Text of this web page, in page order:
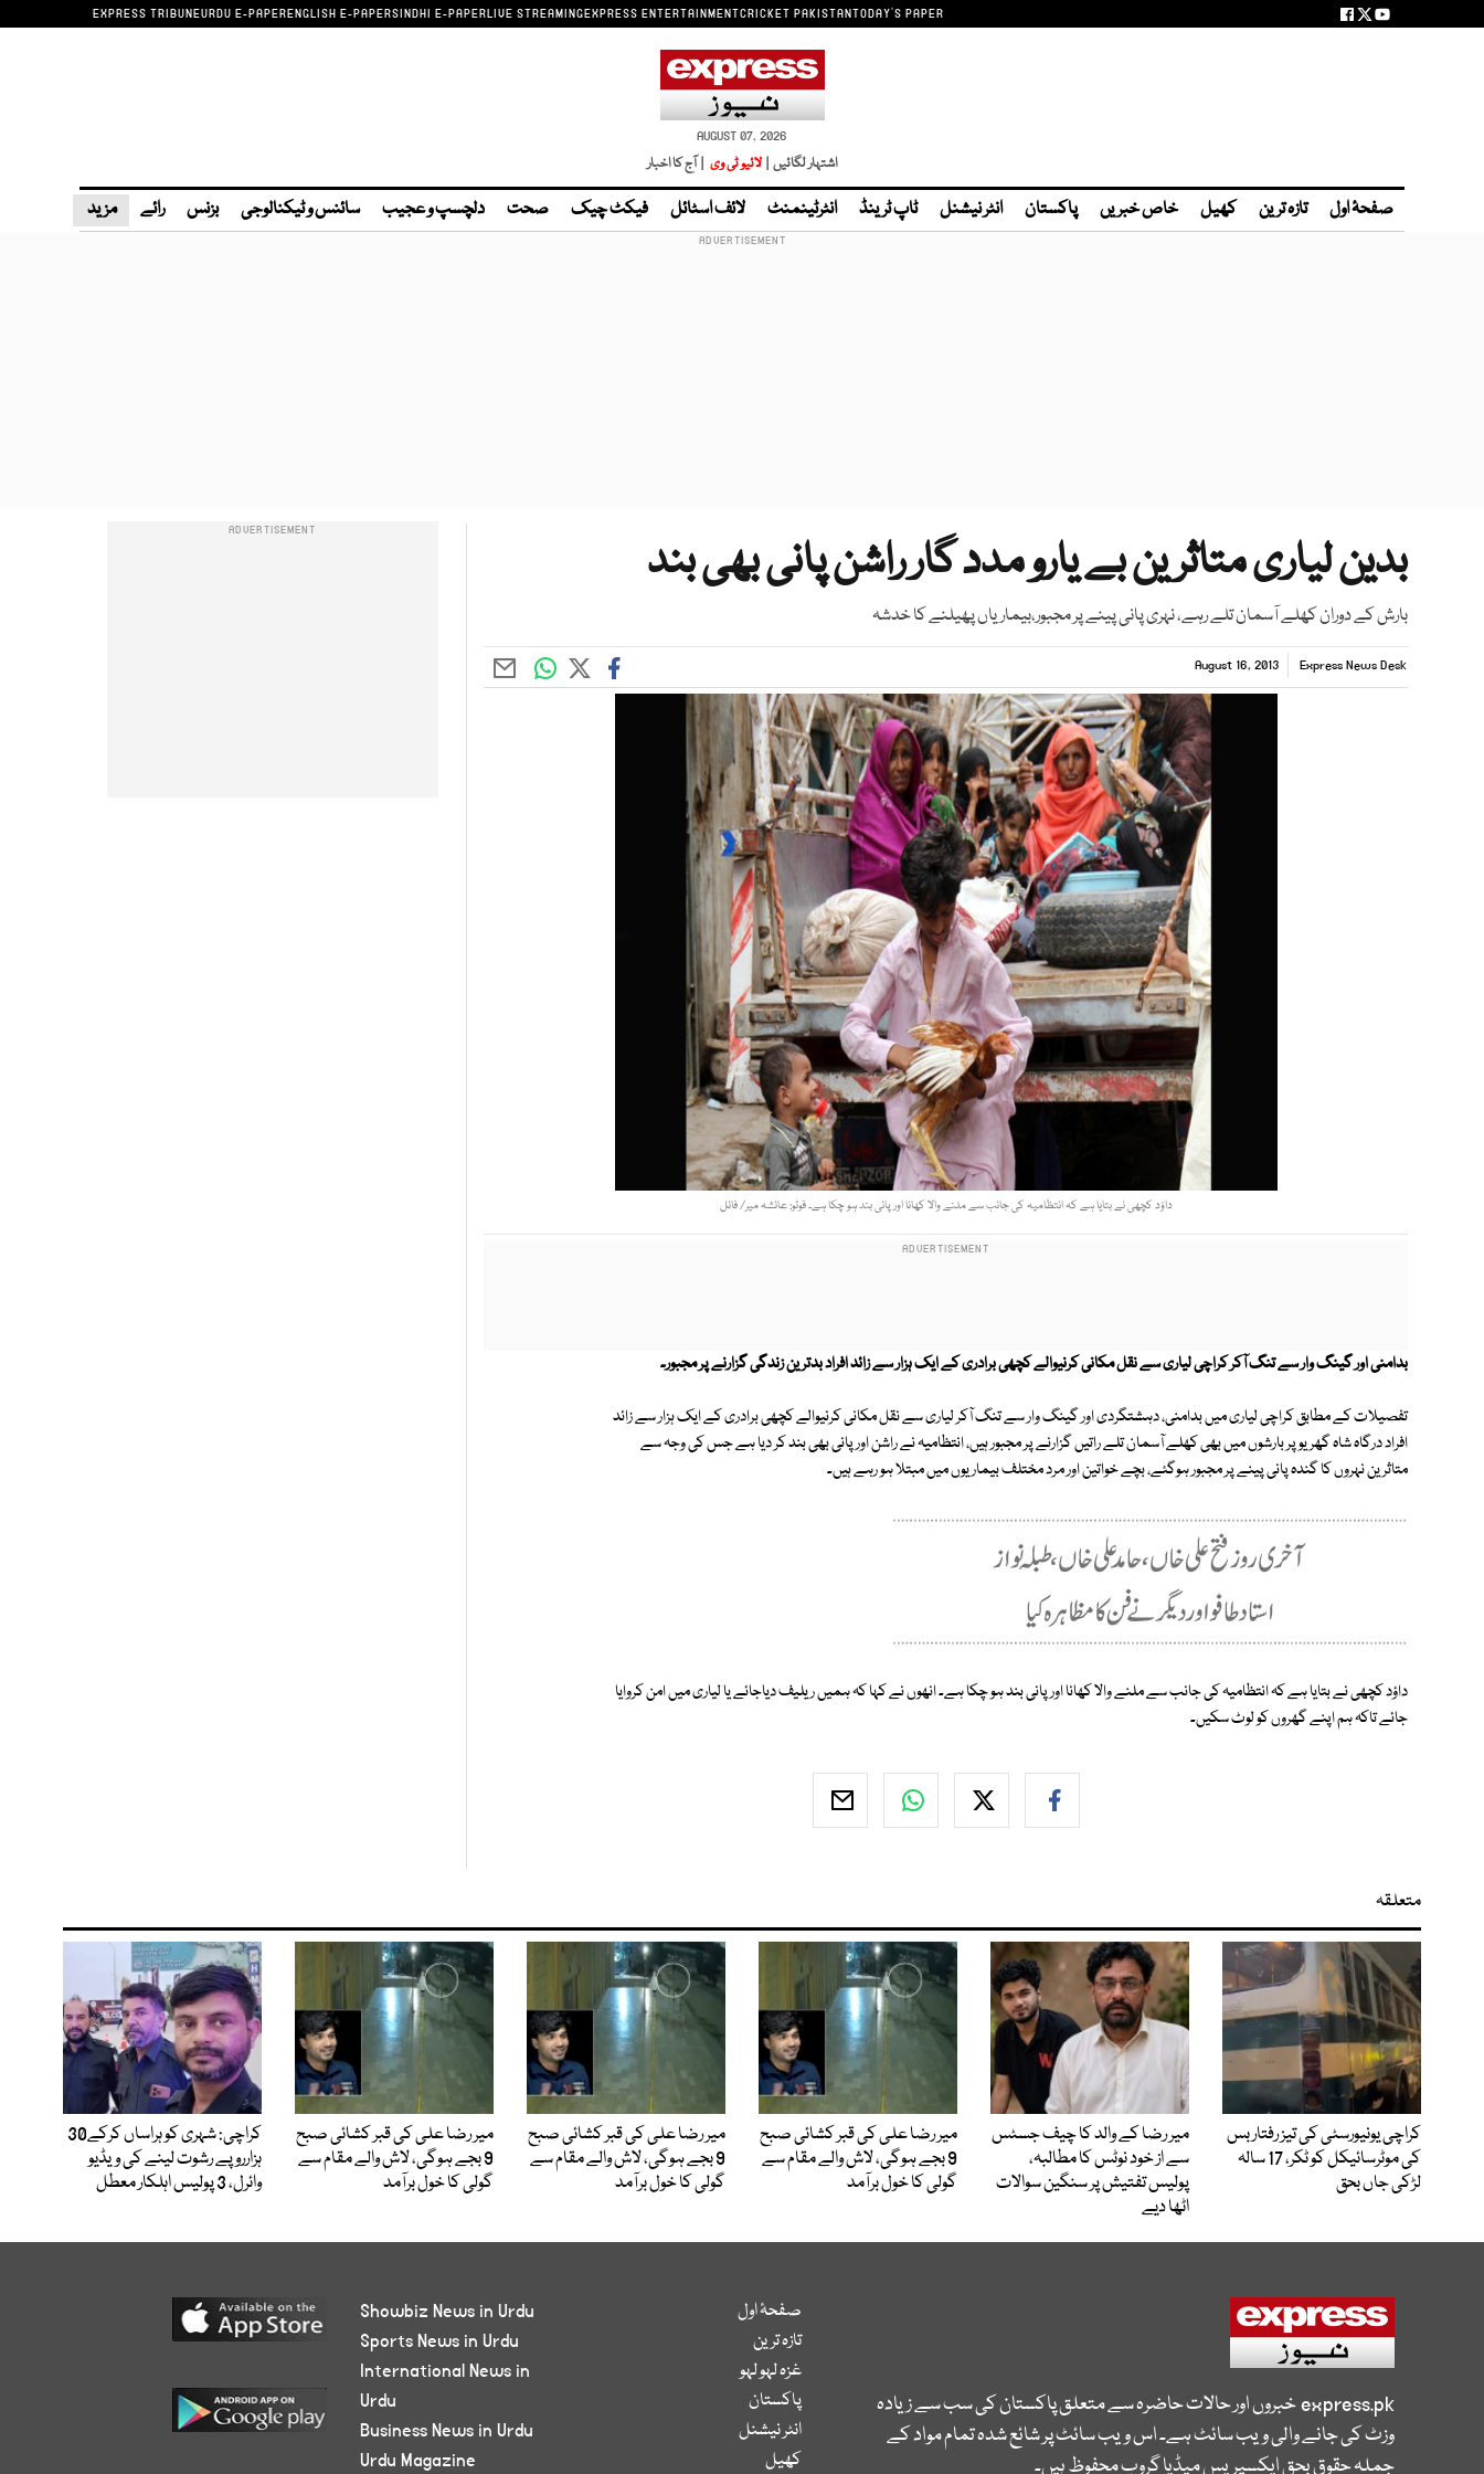
EXPRESS TRIBUNEURDU E-PAPERENGLISH E-PAPERSINDHI E-PAPERLIVE STREAMINGEXPRESS ENTERTAINMENTCRICKET PAKISTANTODAY'S PAPER
AUGUST 07, 2026
اشتہار لگائیں | لائیو ٹی وی | آج کا اخبار
صفحۂ اول تازہ ترین کھیل خاص خبریں پاکستان انٹر نیشنل ٹاپ ٹرینڈ انٹرٹینمنٹ لائف اسٹائل فیکٹ چیک صحت دلچسپ و عجیب سائنس و ٹیکنالوجی بزنس رائے مزید
بدین لیاری متاثرین بے یارو مدد گار راشن پانی بھی بند
بارش کے دوران کھلے آسمان تلے رہے، نہری پانی پینے پر مجبور،بیماریاں پھیلنے کا خدشہ
Express News Desk
August 16, 2013
داؤد کچھی نے بتایا ہے کہ انتظامیہ کی جانب سے ملنے والا کھانا اور پانی بند ہو چکا ہے۔ فوٹو: عائشہ میر/ فائل
بدامنی اور گینگ وار سے تنگ آکر کراچی لیاری سے نقل مکانی کرنیوالے کچھی برادری کے ایک ہزار سے زائد افراد بدترین زندگی گزارنے پر مجبور۔
تفصیلات کے مطابق کراچی لیاری میں بدامنی، دہشتگردی اور گینگ وار سے تنگ آکر لیاری سے نقل مکانی کرنیوالے کچھی برادری کے ایک ہزار سے زائد
افراد درگاہ شاہ گھریو پر بارشوں میں بھی کھلے آسمان تلے راتیں گزارنے پر مجبور ہیں، انتظامیہ نے راشن اور پانی بھی بند کر دیا ہے جس کی وجہ سے
متاثرین نہروں کا گندہ پانی پینے پر مجبور ہوگئے، بچے خواتین اور مرد مختلف بیماریوں میں مبتلا ہو رہے ہیں۔
داؤد کچھی نے بتایا ہے کہ انتظامیہ کی جانب سے ملنے والا کھانا اور پانی بند ہو چکا ہے۔ انھوں نے کہا کہ ہمیں ریلیف دیاجائے یا لیاری میں امن کروایا
جائے تاکہ ہم اپنے گھروں کو لوٹ سکیں۔
متعلقہ
کراچی یونیورسٹی کی تیز رفتار بس
کی موٹرسائیکل کو ٹکر، 17 سالہ
لڑکی جاں بحق
میر رضا کے والد کا چیف جسٹس
سے از خود نوٹس کا مطالبہ،
پولیس تفتیش پر سنگین سوالات
اٹھا دیے
میر رضا علی کی قبر کشائی صبح
9 بجے ہوگی، لاش والے مقام سے
گولی کا خول برآمد
میر رضا علی کی قبر کشائی صبح
9 بجے ہوگی، لاش والے مقام سے
گولی کا خول برآمد
میر رضا علی کی قبر کشائی صبح
9 بجے ہوگی، لاش والے مقام سے
گولی کا خول برآمد
کراچی: شہری کو ہراساں کرکے30
ہزارروپے رشوت لینے کی ویڈیو
وائرل، 3 پولیس اہلکار معطل
express.pkخبروں اور حالات حاضرہ سے متعلق پاکستان کی سب سے زیادہ
وزٹ کی جانے والی ویب سائٹ ہے۔ اس ویب سائٹ پر شائع شدہ تمام مواد کے
جملہ حقوق بحق ایکسپریس میڈیا گروپ محفوظ ہیں۔
صفحۂ اول
تازہ ترین
غزہ لہو لہو
پاکستان
انٹر نیشنل
کھیل
Showbiz News in Urdu
Sports News in Urdu
International News in
Urdu
Business News in Urdu
Urdu Magazine